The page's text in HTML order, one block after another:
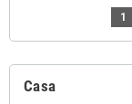
Casa
1